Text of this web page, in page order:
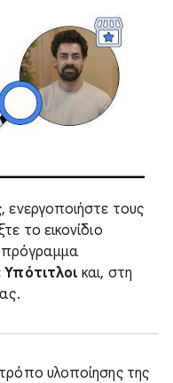
ενεργοποιήστε τους
το εικονίδιο
πρόγραμμα
Υπότιτλοι και, στη
υλοποίησης της